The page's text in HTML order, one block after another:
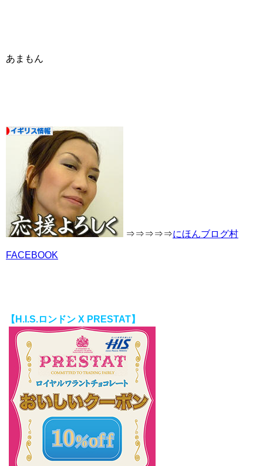
あまもん
⇒⇒⇒⇒⇒にほんブログ村
FACEBOOK
【H.I.S.ロンドン X PRESTAT】